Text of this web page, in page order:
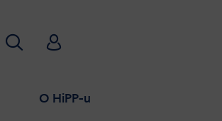
O HiPP-u
Pretraživanje
HiPP Babyclub